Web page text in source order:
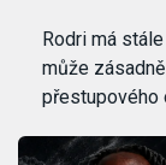
Rodri má
může
přestupového